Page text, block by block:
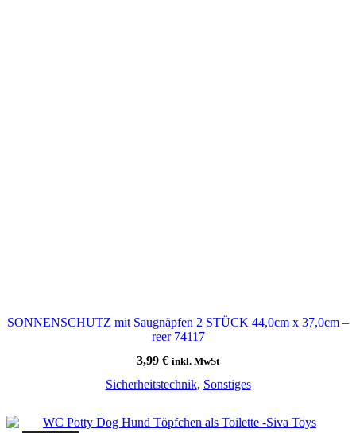
SONNENSCHUTZ mit Saugnäpfen 2 STÜCK 44,0cm x 37,0cm –
reer 74117
3,99 € inkl. MwSt
Sicherheitstechnik, Sonstiges